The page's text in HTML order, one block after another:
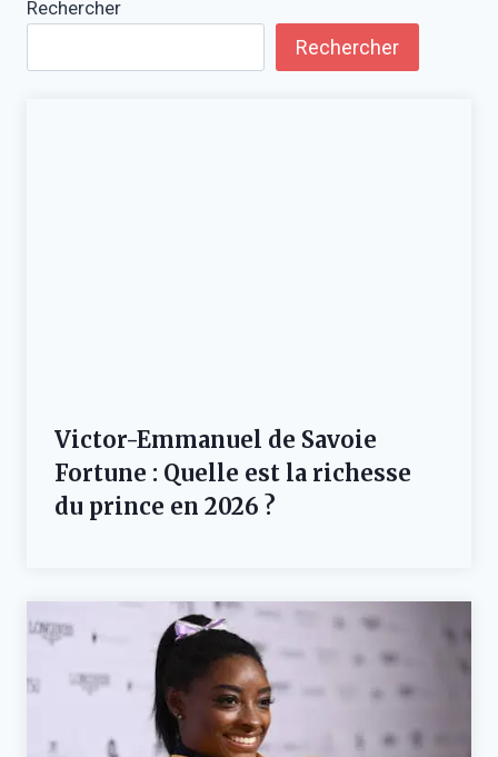
Rechercher
Rechercher
Victor-Emmanuel de Savoie
Fortune : Quelle est la richesse
du prince en 2026 ?